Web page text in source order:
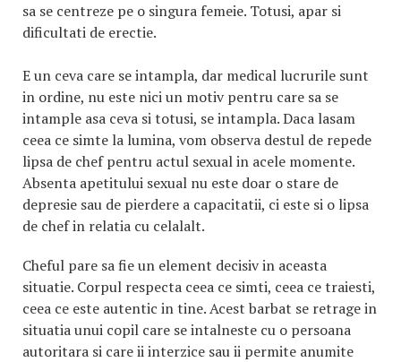
sa se centreze pe o singura femeie. Totusi, apar si
dificultati de erectie.
E un ceva care se intampla, dar medical lucrurile sunt
in ordine, nu este nici un motiv pentru care sa se
intample asa ceva si totusi, se intampla. Daca lasam
ceea ce simte la lumina, vom observa destul de repede
lipsa de chef pentru actul sexual in acele momente.
Absenta apetitului sexual nu este doar o stare de
depresie sau de pierdere a capacitatii, ci este si o lipsa
de chef in relatia cu celalalt.
Cheful pare sa fie un element decisiv in aceasta
situatie. Corpul respecta ceea ce simti, ceea ce traiesti,
ceea ce este autentic in tine. Acest barbat se retrage in
situatia unui copil care se intalneste cu o persoana
autoritara si care ii interzice sau ii permite anumite